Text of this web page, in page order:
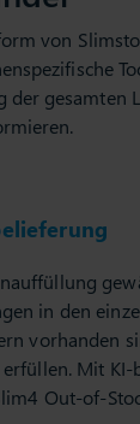
von
der gesamten
in den
vorhanden
Mit KI-
Out-of-